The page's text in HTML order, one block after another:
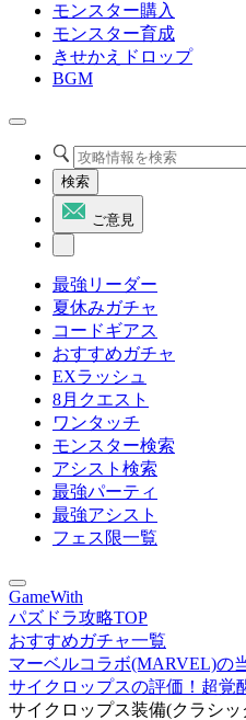
モンスター購入
モンスター育成
きせかえドロップ
BGM
検索
ご意見
最強リーダー
夏休みガチャ
コードギアス
おすすめガチャ
EXラッシュ
8月クエスト
ワンタッチ
モンスター検索
アシスト検索
最強パーティ
最強アシスト
フェス限一覧
GameWith
パズドラ攻略TOP
おすすめガチャ一覧
マーベルコラボ(MARVEL)の
サイクロップスの評価！超覚
サイクロップス装備(クラシ